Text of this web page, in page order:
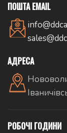
ПОШТА EMAIL
АДРЕСА
РОБОЧІ ГОДИНИ